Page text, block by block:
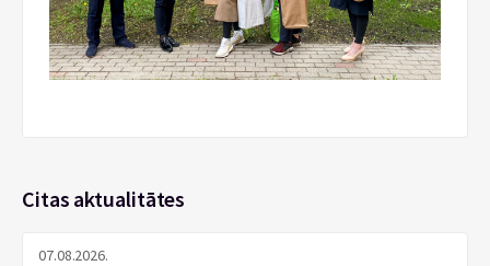
Citas aktualitātes
07.08.2026.